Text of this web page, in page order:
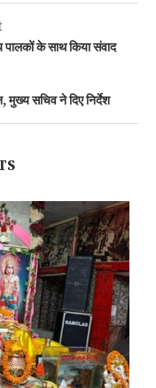
पालकों के साथ किया संवाद
मुख्य सचिव ने दिए निर्देश